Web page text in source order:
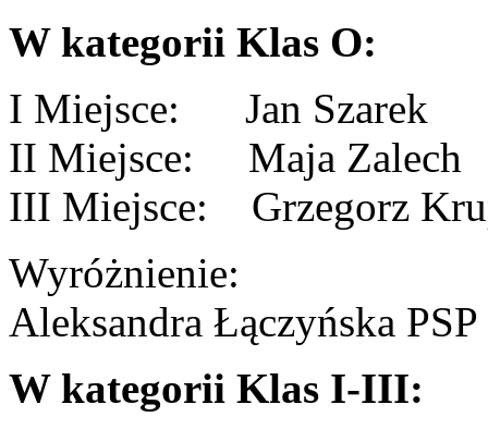
W kategorii Klas O:
I Miejsce: Jan Szarek
II Miejsce: Maja Zalech
III Miejsce: Grzegorz
Wyróżnienie:
Aleksandra Łączyńska
W kategorii Klas I-III: